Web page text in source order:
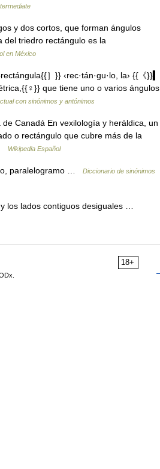
y dos cortos, que forman ángulos
del triedro rectángulo es la
en México
］}} ‹rec·tán·gu·lo, la› {{《}}▍
que tiene uno o varios ángulos
con sinónimos y antónimos
Canadá En vexilología y heráldica, un
o rectángulo que cubre más de la
Wikipedia Español
paralelogramo …
Diccionario de sinónimos
los lados contiguos desiguales …
18+